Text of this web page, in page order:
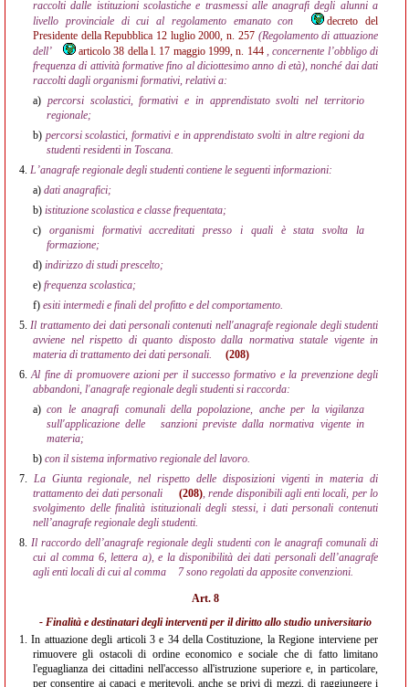
raccolti dalle istituzioni scolastiche e trasmessi alle anagrafi degli alunni a
livello provinciale di cui al regolamento emanato con
decreto del
Presidente della Repubblica 12 luglio 2000, n. 257 (Regolamento di attuazione
dell’
articolo 38 della l. 17 maggio 1999, n. 144 , concernente l’obbligo di
frequenza di attività formative fino al diciottesimo anno di età), nonché dai dati
raccolti dagli organismi formativi, relativi a:
a) percorsi scolastici, formativi e in apprendistato svolti nel territorio
regionale;
b) percorsi scolastici, formativi e in apprendistato svolti in altre regioni da
studenti residenti in Toscana.
4. L’anagrafe regionale degli studenti contiene le seguenti informazioni:
a) dati anagrafici;
b) istituzione scolastica e classe frequentata;
c) organismi formativi accreditati presso i quali è stata svolta la
formazione;
d) indirizzo di studi prescelto;
e) frequenza scolastica;
f) esiti intermedi e finali del profitto e del comportamento.
5.Il trattamento dei dati personali contenuti nell'anagrafe regionale degli studenti
avviene nel rispetto di quanto disposto dalla normativa statale vigente in
materia di trattamento dei dati personali.
(208)
6.Al fine di promuovere azioni per il successo formativo e la prevenzione degli
abbandoni, l'anagrafe regionale degli studenti si raccorda:
a)con le anagrafi comunali della popolazione, anche per la vigilanza
sull'applicazione delle
sanzioni previste dalla normativa vigente in
materia;
b) con il sistema informativo regionale del lavoro.
7. La Giunta regionale, nel rispetto delle disposizioni vigenti in materia di
trattamento dei dati personali
(208), rende disponibili agli enti locali, per lo
svolgimento delle finalità istituzionali degli stessi, i dati personali contenuti
nell’anagrafe regionale degli studenti.
8.Il raccordo dell’anagrafe regionale degli studenti con le anagrafi comunali di
cui al comma 6, lettera a), e la disponibilità dei dati personali dell’anagrafe
agli enti locali di cui al comma
7 sono regolati da apposite convenzioni.
Art. 8
- Finalità e destinatari degli interventi per il diritto allo studio universitario
1.In attuazione degli articoli 3 e 34 della Costituzione, la Regione interviene per
rimuovere gli ostacoli di ordine economico e sociale che di fatto limitano
l'eguaglianza dei cittadini nell'accesso all'istruzione superiore e, in particolare,
per consentire ai capaci e meritevoli, anche se privi di mezzi, di raggiungere i